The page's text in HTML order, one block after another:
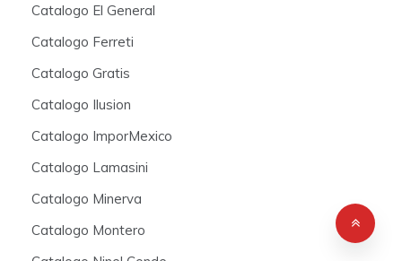
Catalogo El General
Catalogo Ferreti
Catalogo Gratis
Catalogo Ilusion
Catalogo ImporMexico
Catalogo Lamasini
Catalogo Minerva
Catalogo Montero